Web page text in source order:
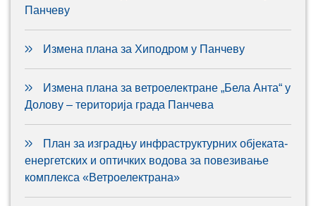
Панчеву
Измена плана за Хиподром у Панчеву
Измена плана за ветроелектране „Бела Анта“ у
Долову – територија града Панчева
План за изградњу инфраструктурних објеката-
енергетских и оптичких водова за повезивање
комплекса «Ветроелектрана»